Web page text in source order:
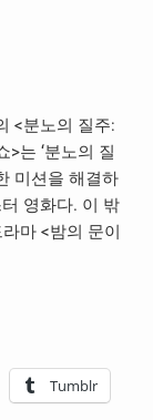
<분노의 질주:
>는 ‘분노의 질
미션을 해결하
영화다. 이 밖
마 <밤의 문이
Tumblr